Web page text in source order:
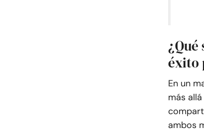
éxito
En un
más
ambos